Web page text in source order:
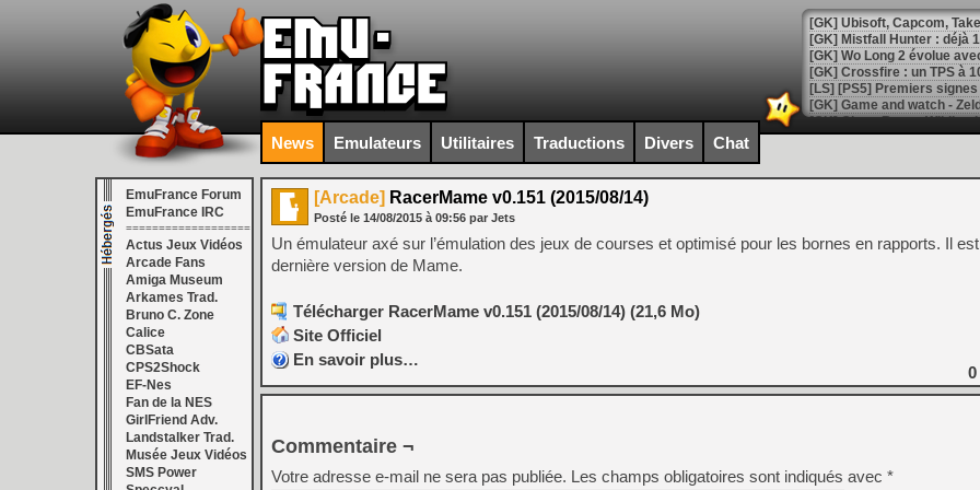
[GK] Mistfall Hunter : déjà
[GK] Wo Long 2 évolue
[GK] Crossfire : un TPS à
[LS] [PS5] Premiers
[Mo5] DOOM arrive en
[GK] Bethesda fête les 30
[GK] Roblox : l'action en
[GK] Agenda - GeForce
[LS] [PS5] ps5-y2jb-
[GK] Pourquoi Marvel
[GK] Test : Restory : Chill
[GK] GTA 6 : Rockstar
[GK] Hot Wheels Infinite
[GK] Mémoire cash -
[GK] Résultats Nintendo :
News Emulateurs Utilitaires Traductions Divers Chat
EmuFrance Forum
EmuFrance IRC
===================
Actus Jeux Vidéos
Arcade Fans
Amiga Museum
Arkames Trad.
Bruno C. Zone
Calice
CBSata
CPS2Shock
EF-Nes
Fan de la NES
GirlFriend Adv.
Landstalker Trad.
Musée Jeux Vidéos
SMS Power
[Arcade] RacerMame v0.151 (2015/08/14)
Posté le 14/08/2015 à 09:56 par Jets
Un émulateur axé sur l’émulation des jeux de courses et optimisé pour les bornes en rapports. Il
dernière version de Mame.
Télécharger RacerMame v0.151 (2015/08/14) (21,6 Mo)
Site Officiel
En savoir plus…
0
Commentaire ¬
Votre adresse e-mail ne sera pas publiée. Les champs obligatoires sont indiqués avec *